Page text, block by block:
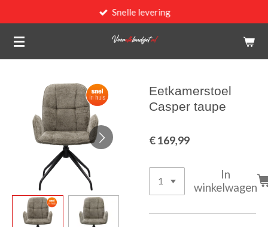
direct
naar
Snelle levering
Eetkamerstoel
Casper taupe
€ 169,99
In
winkelwagen